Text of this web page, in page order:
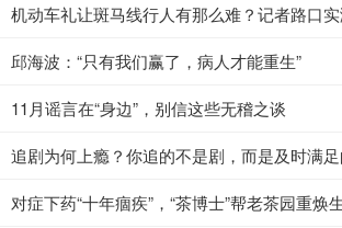
机动车礼让斑马线行人有那么难？记者路口
邱海波：“只有我们赢了，病人才能重生”
11月谣言在“身边”，别信这些无稽之谈
追剧为何上瘾？你追的不是剧，而是及时满
对症下药“十年痼疾”，“茶博士”帮老茶园重焕